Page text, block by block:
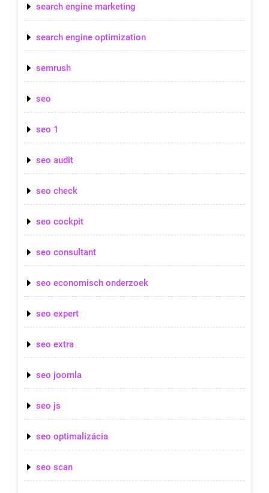
search engine marketing
search engine optimization
semrush
seo
seo 1
seo audit
seo check
seo cockpit
seo consultant
seo economisch onderzoek
seo expert
seo extra
seo joomla
seo js
seo optimalizácia
seo scan